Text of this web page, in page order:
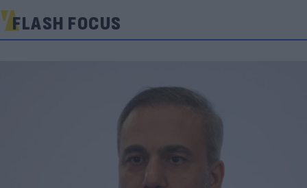
FLASH FOCUS